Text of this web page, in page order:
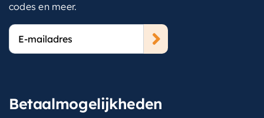
codes en meer.
E-
mailadres
Betaalmogelijkheden